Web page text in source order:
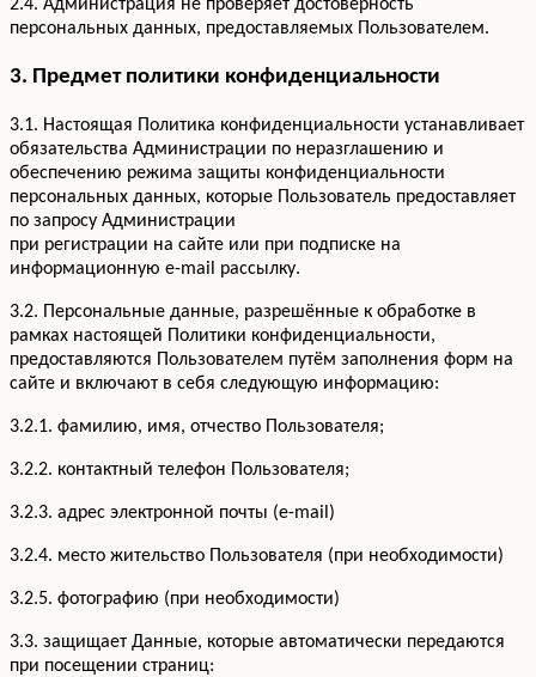
2.4. Администрация не проверяет достоверность
персональных данных, предоставляемых Пользователем.
3. Предмет политики конфиденциальности
3.1. Настоящая Политика конфиденциальности устанавливает
обязательства Администрации по неразглашению и
обеспечению режима защиты конфиденциальности
персональных данных, которые Пользователь предоставляет
по запросу Администрации
при регистрации на сайте или при подписке на
информационную e-mail рассылку.
3.2. Персональные данные, разрешённые к обработке в
рамках настоящей Политики конфиденциальности,
предоставляются Пользователем путём заполнения форм на
сайте и включают в себя следующую информацию:
3.2.1. фамилию, имя, отчество Пользователя;
3.2.2. контактный телефон Пользователя;
3.2.3. адрес электронной почты (e-mail)
3.2.4. место жительство Пользователя (при необходимости)
3.2.5. фотографию (при необходимости)
3.3. защищает Данные, которые автоматически передаются
при посещении страниц: